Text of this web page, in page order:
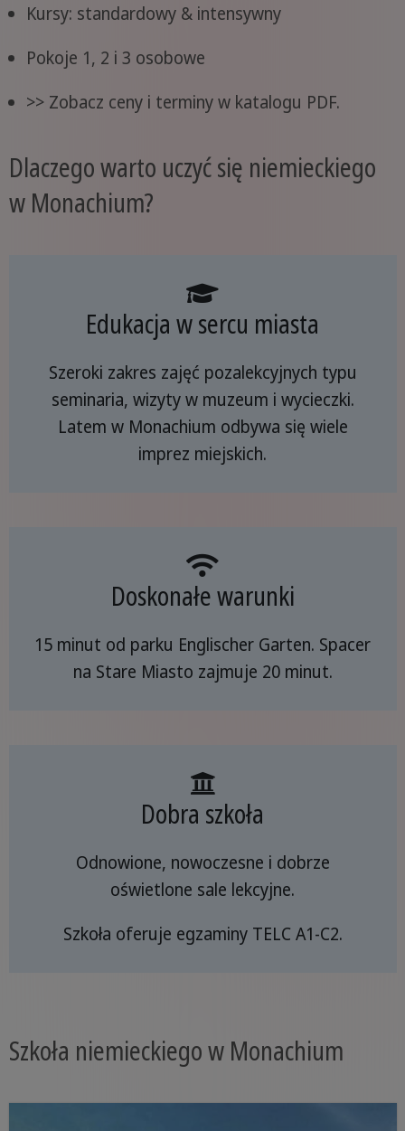
Kursy: standardowy & intensywny
Pokoje 1, 2 i 3 osobowe
>> Zobacz ceny i terminy w katalogu PDF.
Dlaczego warto uczyć się niemieckiego
w Monachium?
Edukacja w sercu miasta
Szeroki zakres zajęć pozalekcyjnych typu
seminaria, wizyty w muzeum i wycieczki.
Latem w Monachium odbywa się wiele
imprez miejskich.
Doskonałe warunki
15 minut od parku Englischer Garten. Spacer
na Stare Miasto zajmuje 20 minut.
Dobra szkoła
Odnowione, nowoczesne i dobrze
oświetlone sale lekcyjne.
Szkoła oferuje egzaminy TELC A1-C2.
Szkoła niemieckiego w Monachium